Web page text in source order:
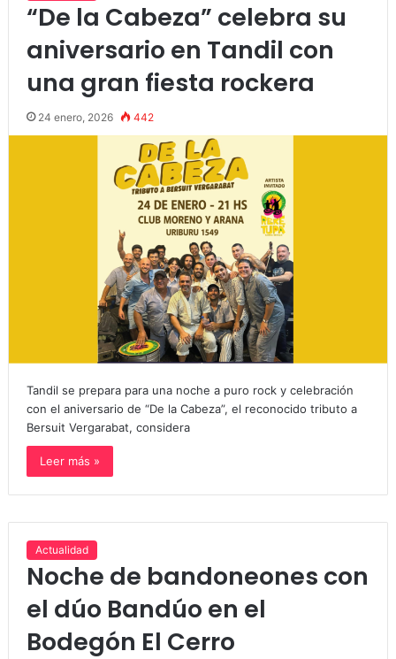
“De la Cabeza” celebra su
aniversario en Tandil con
una gran fiesta rockera
24 enero, 2026 442
Tandil se prepara para una noche a puro rock y celebración
con el aniversario de “De la Cabeza”, el reconocido tributo a
Bersuit Vergarabat, considera
Leer más »
Actualidad
Noche de bandoneones con
el dúo Bandúo en el
Bodegón El Cerro